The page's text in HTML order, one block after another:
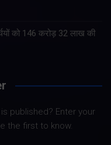
को 146 करोड़ 32 लाख की
published? Enter your
the first to know.